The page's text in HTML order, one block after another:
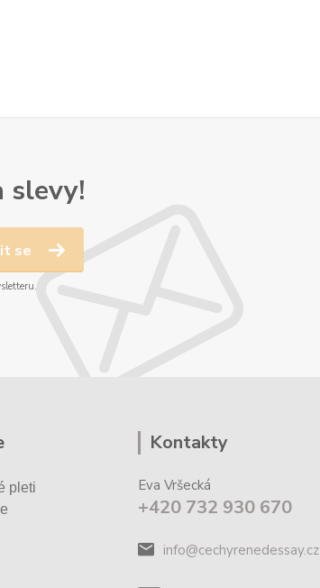
slevy!
se
pleti
Kontakty
Eva Vršecká
+420 732 930 670
info@cechyrenedessay.cz